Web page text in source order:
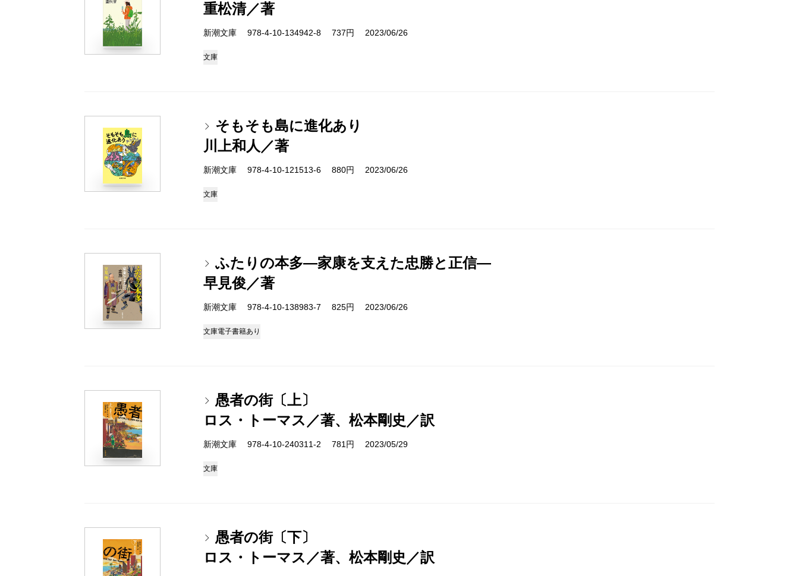
重松清／著
新潮文庫 978-4-10-134942-8 737円 2023/06/26
文庫
そもそも島に進化あり
川上和人／著
新潮文庫 978-4-10-121513-6 880円 2023/06/26
文庫
ふたりの本多―家康を支えた忠勝と正信―
早見俊／著
新潮文庫 978-4-10-138983-7 825円 2023/06/26
文庫電子書籍あり
愚者の街〔上〕
ロス・トーマス／著、松本剛史／訳
新潮文庫 978-4-10-240311-2 781円 2023/05/29
文庫
愚者の街〔下〕
ロス・トーマス／著、松本剛史／訳